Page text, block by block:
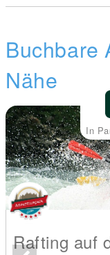
Buchbare
Nähe
In
Rafting auf